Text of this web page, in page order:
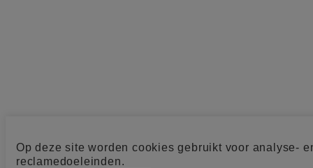
Op deze site worden cookies gebruikt voor analyse-
reclamedoeleinden.